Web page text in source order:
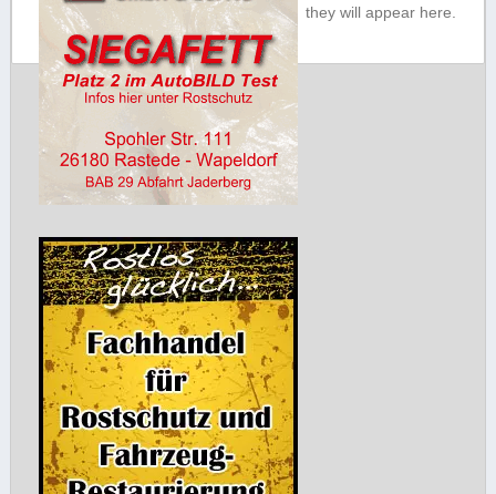
Berechnung gemäß unserer
Honorartabelle für
Fahrzeugbewertungen jeweils
in Abhängigkeit von der
Fahrzeugart. Unsere
Dienstleistung für private
Auftraggeber,
they will appear here.